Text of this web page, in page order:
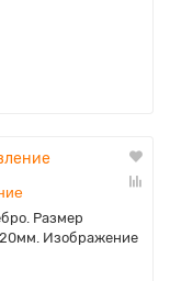
Размер
Изображение